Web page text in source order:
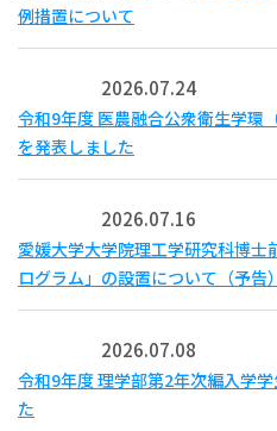
例措置について
2026.07.24
令和9年度 医農融合公衆衛生学環
を発表しました
2026.07.16
愛媛大学大学院理工学研究科博士
ログラム」の設置について（予告）
2026.07.08
令和9年度 理学部第2年次編入学
た